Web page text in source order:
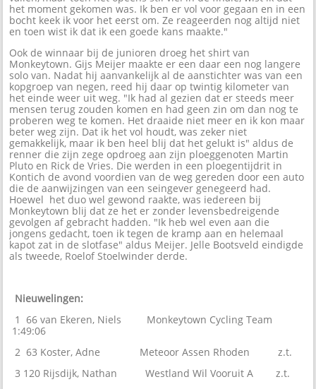
het moment gekomen was. Ik ben er vol voor gegaan en in een
bocht keek ik voor het eerst om. Ze reageerden nog altijd niet
en toen wist ik dat ik een goede kans maakte."
Ook de winnaar bij de junioren droeg het shirt van
Monkeytown. Gijs Meijer maakte er een daar een nog langere
solo van. Nadat hij aanvankelijk al de aanstichter was van een
kopgroep van negen, reed hij daar op twintig kilometer van
het einde weer uit weg. "Ik had al gezien dat er steeds meer
mensen terug zouden komen en had geen zin om dan nog te
proberen weg te komen. Het draaide niet meer en ik kon maar
beter weg zijn. Dat ik het vol houdt, was zeker niet
gemakkelijk, maar ik ben heel blij dat het gelukt is" aldus de
renner die zijn zege opdroeg aan zijn ploeggenoten Martin
Pluto en Rick de Vries. Die werden in een ploegentijdrit in
Kontich de avond voordien van de weg gereden door een auto
die de aanwijzingen van een seingever genegeerd had.
Hoewel het duo wel gewond raakte, was iedereen bij
Monkeytown blij dat ze het er zonder levensbedreigende
gevolgen af gebracht hadden. "Ik heb wel even aan die
jongens gedacht, toen ik tegen de kramp aan en helemaal
kapot zat in de slotfase" aldus Meijer. Jelle Bootsveld eindigde
als tweede, Roelof Stoelwinder derde.
Nieuwelingen:
1 66 van Ekeren, Niels Monkeytown Cycling Team
1:49:06
2 63 Koster, Adne Meteoor Assen Rhoden z.t.
3 120 Rijsdijk, Nathan Westland Wil Vooruit A z.t.